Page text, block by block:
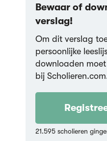
Bewaar of
verslag!
Om dit verslag
persoonlijke
downloaden
bij
21.595 scholieren